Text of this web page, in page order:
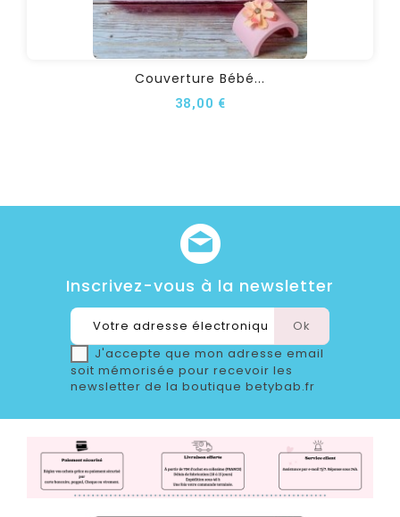
Couverture Bébé...
38,00 €
Inscrivez-vous à la newsletter
J'accepte que mon adresse email
soit mémorisée pour recevoir les
newsletter de la boutique betybab.fr